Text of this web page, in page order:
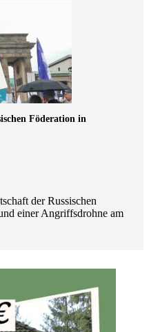
Föderation in
der Russischen
einer Angriffsdrohne am